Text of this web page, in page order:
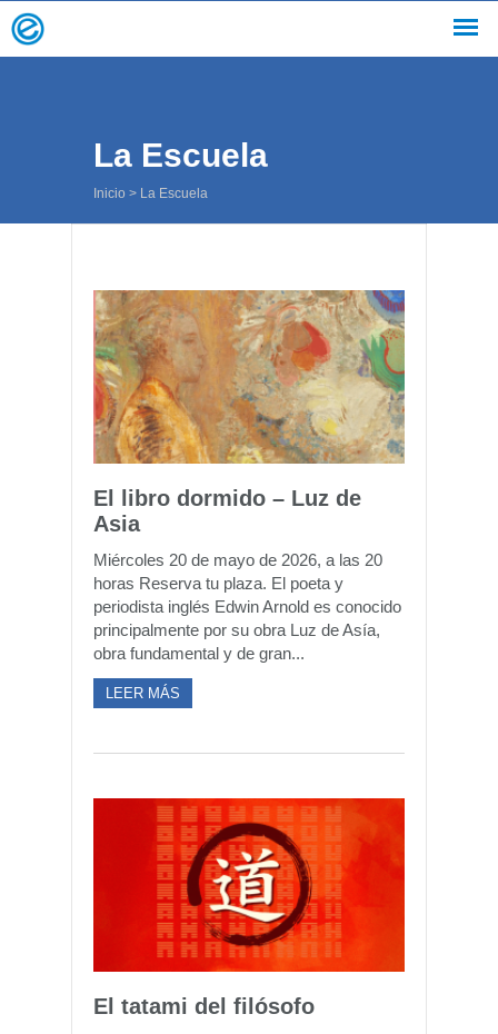
La Escuela
Inicio > La Escuela
El libro dormido – Luz de
Asia
Miércoles 20 de mayo de 2026, a las 20
horas Reserva tu plaza. El poeta y
periodista inglés Edwin Arnold es conocido
principalmente por su obra Luz de Asía,
obra fundamental y de gran...
LEER MÁS
El tatami del filósofo